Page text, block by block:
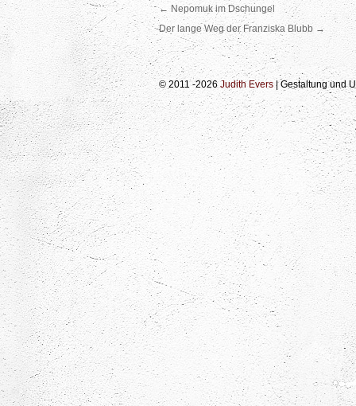
← Nepomuk im Dschungel
Der lange Weg der Franziska Blubb →
© 2011 -2026Judith Evers | Gestaltung und